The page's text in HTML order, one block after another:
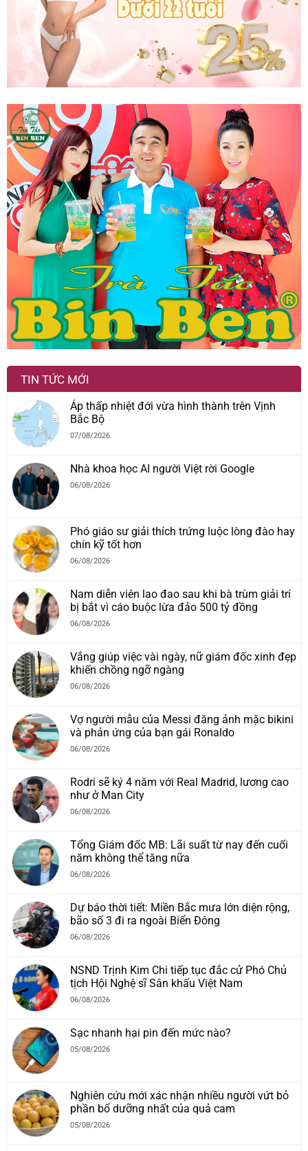
TIN TỨC MỚI
Áp thấp nhiệt đới vừa hình thành trên Vịnh
Bắc Bộ
07/08/2026
Nhà khoa học AI người Việt rời Google
06/08/2026
Phó giáo sư giải thích trứng luộc lòng đào hay
chín kỹ tốt hơn
06/08/2026
Nam diễn viên lao đao sau khi bà trùm giải trí
bị bắt vì cáo buộc lừa đảo 500 tỷ đồng
06/08/2026
Vắng giúp việc vài ngày, nữ giám đốc xinh đẹp
khiến chồng ngỡ ngàng
06/08/2026
Vợ người mẫu của Messi đăng ảnh mặc bikini
và phản ứng của bạn gái Ronaldo
06/08/2026
Rodri sẽ ký 4 năm với Real Madrid, lương cao
như ở Man City
06/08/2026
Tổng Giám đốc MB: Lãi suất từ nay đến cuối
năm không thể tăng nữa
06/08/2026
Dự báo thời tiết: Miền Bắc mưa lớn diện rộng,
bão số 3 đi ra ngoài Biển Đông
06/08/2026
NSND Trịnh Kim Chi tiếp tục đắc cử Phó Chủ
tịch Hội Nghệ sĩ Sân khấu Việt Nam
06/08/2026
Sạc nhanh hại pin đến mức nào?
05/08/2026
Nghiên cứu mới xác nhận nhiều người vứt bỏ
phần bổ dưỡng nhất của quả cam
05/08/2026